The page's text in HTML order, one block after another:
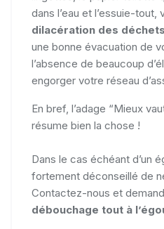
dans l’eau et l’essuie-tout,
dilacération des déchets
une bonne évacuation de
l’absence de beaucoup
engorger votre réseau
En bref, l’adage “Mieux
résume bien la chose !
Dans le cas échéant d’un
fortement déconseillé de
Contactez-nous et
débouchage tout à